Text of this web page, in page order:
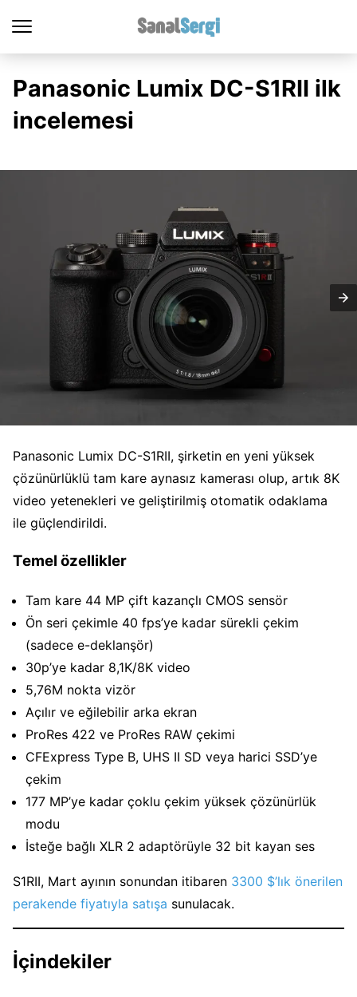
Panasonic Lumix DC-S1RII ilk
incelemesi
Panasonic Lumix DC-S1RII, şirketin en yeni yüksek
çözünürlüklü tam kare aynasız kamerası olup, artık 8K
video yetenekleri ve geliştirilmiş otomatik odaklama
ile güçlendirildi.
Temel özellikler
Tam kare 44 MP çift kazançlı CMOS sensör
Ön seri çekimle 40 fps’ye kadar sürekli çekim
(sadece e-deklanşör)
30p’ye kadar 8,1K/8K video
5,76M nokta vizör
Açılır ve eğilebilir arka ekran
ProRes 422 ve ProRes RAW çekimi
CFExpress Type B, UHS II SD veya harici SSD’ye
çekim
177 MP’ye kadar çoklu çekim yüksek çözünürlük
modu
İsteğe bağlı XLR 2 adaptörüyle 32 bit kayan ses
S1RII, Mart ayının sonundan itibaren 3300 $’lık önerilen
perakende fiyatıyla satışa sunulacak.
İçindekiler